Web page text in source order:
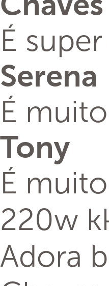
É
Serena
É
Tony
É
220w
Adora